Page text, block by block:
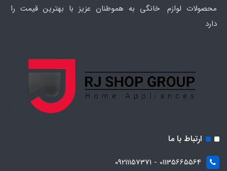
محصولات لوازم خانگی به هموطنان عزیز با بهترین قیمت را
دارد
ارتباط با ما
01135665564 - 09211157371